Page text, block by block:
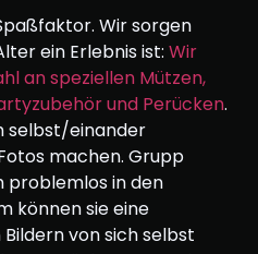
Wir sorgen
ein Erlebnis ist: Wir
an speziellen Mützen,
und Perücken.
selbst/einander
machen. Grupp
problemlos in den
können sie eine
von sich selbst